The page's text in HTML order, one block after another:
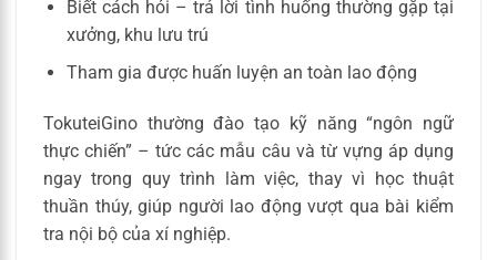
Biết cách hỏi – trả lời tình huống thường gặp tại
xưởng, khu lưu trú
Tham gia được huấn luyện an toàn lao động
TokuteiGino thường đào tạo kỹ năng “ngôn ngữ
thực chiến” – tức các mẫu câu và từ vựng áp dụng
ngay trong quy trình làm việc, thay vì học thuật
thuần thúy, giúp người lao động vượt qua bài kiểm
tra nội bộ của xí nghiệp.